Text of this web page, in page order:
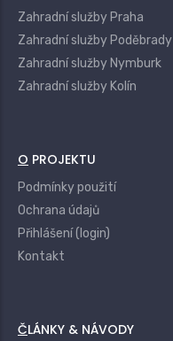
Zahradní služby Praha
Zahradní služby Poděbrady
Zahradní služby Nymburk
Zahradní služby Kolín
O PROJEKTU
Podmínky použití
Ochrana údajů
Přihlášení (login)
Kontakt
ČLÁNKY & NÁVODY